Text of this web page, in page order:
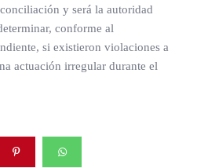
y será la autoridad
conforme al
si existieron violaciones a
actuación irregular durante el